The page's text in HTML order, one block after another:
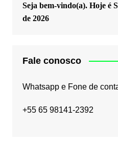
Seja bem-vindo(a). Hoje é
de 2026
Fale conosco
Whatsapp e Fone de
+55 65 98141-2392